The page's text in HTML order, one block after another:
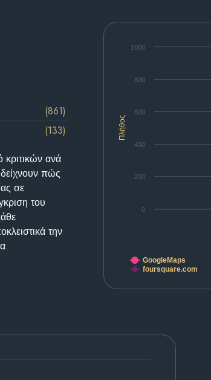
Πλήθος
0
200
400
600
800
1000
GoogleMaps
foursquare.com
(861)
(133)
κριτικών ανά
πώς
σε
του
την